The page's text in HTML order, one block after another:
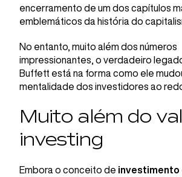
encerramento de um dos capítulos
emblemáticos da história do
No entanto, muito além dos números
impressionantes, o verdadeiro
Buffett está na forma como ele
mentalidade dos investidores ao
Muito além do
investing
Embora o conceito de investimento